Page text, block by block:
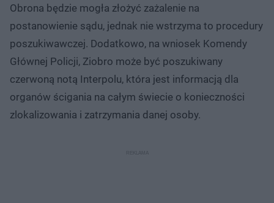
Obrona będzie mogła złożyć zażalenie na
postanowienie sądu, jednak nie wstrzyma to procedury
poszukiwawczej. Dodatkowo, na wniosek Komendy
Głównej Policji, Ziobro może być poszukiwany
czerwoną notą Interpolu, która jest informacją dla
organów ścigania na całym świecie o konieczności
zlokalizowania i zatrzymania danej osoby.